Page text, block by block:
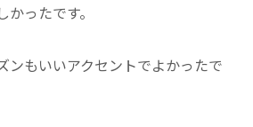
ったです。
ンもいいアクセントでよかったで